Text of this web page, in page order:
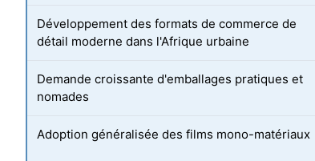
Développement des formats de commerce de
détail moderne dans l'Afrique urbaine
Demande croissante d'emballages pratiques et
nomades
Adoption généralisée des films mono-matériaux